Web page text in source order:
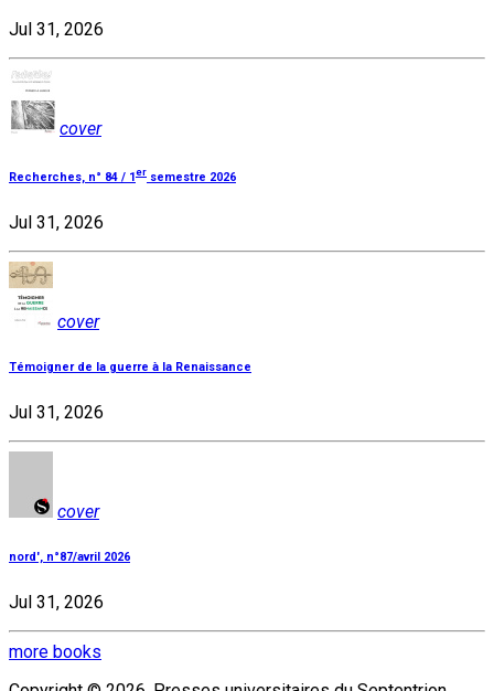
Jul 31, 2026
cover
Recherches, n° 84 / 1er semestre 2026
Jul 31, 2026
cover
Témoigner de la guerre à la Renaissance
Jul 31, 2026
cover
nord', n°87/avril 2026
Jul 31, 2026
more books